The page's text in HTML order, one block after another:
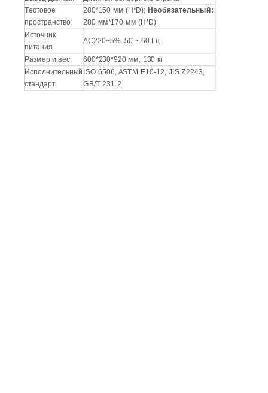
Вывод данных Дисплей сенсорного экрана
Тестовое
пространство
280*150 мм (H*D);Необязательный:
Источник
питания
Размер и вес
600*230*920 мм, 130 кг
Исполнительный
стандарт
ISO 6506, ASTM E10-12, JIS Z2243,
GB/T 231.2